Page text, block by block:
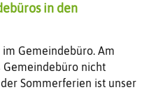
in den
Gemeindebüro. Am
Gemeindebüro nicht
Sommerferien ist unser